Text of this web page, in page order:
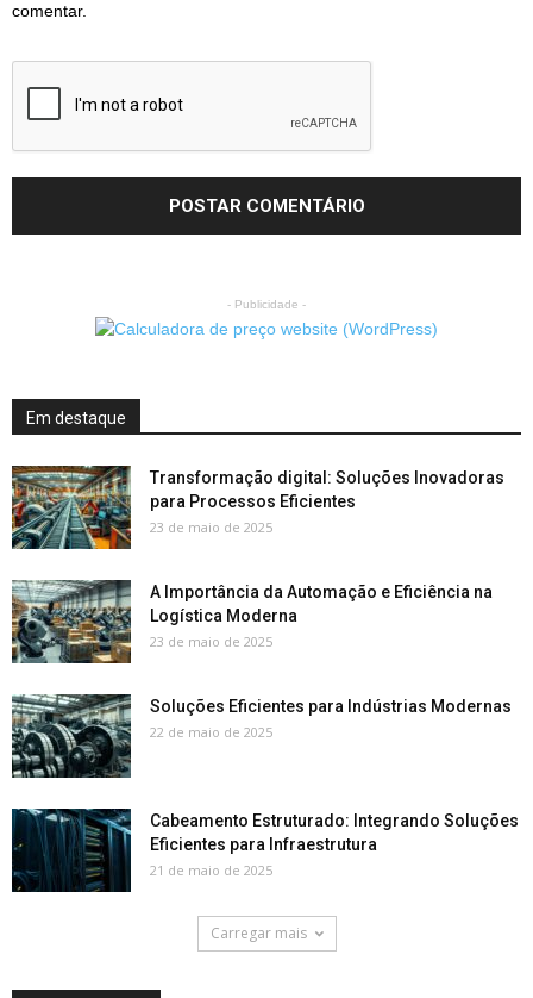
comentar.
- Publicidade -
Em destaque
Transformação digital: Soluções Inovadoras
para Processos Eficientes
23 de maio de 2025
A Importância da Automação e Eficiência na
Logística Moderna
23 de maio de 2025
Soluções Eficientes para Indústrias Modernas
22 de maio de 2025
Cabeamento Estruturado: Integrando Soluções
Eficientes para Infraestrutura
21 de maio de 2025
Carregar mais